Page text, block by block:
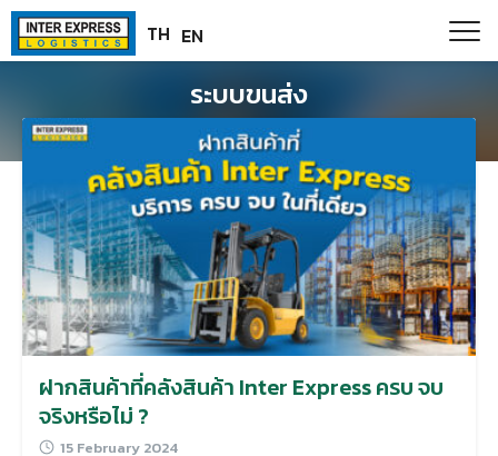
Paste this code as high in the of the page as possible:
content
TH EN
ระบบขนส่ง
ฝากสินค้าที่คลังสินค้า Inter Express ครบ จบ
จริงหรือไม่ ?
15 February 2024